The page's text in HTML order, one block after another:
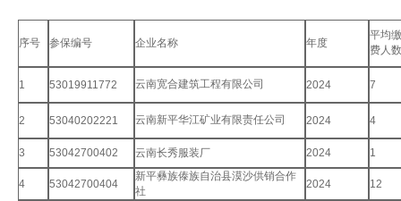
序号 参保编号 企业名称 年度
平均缴
费人数
1 53019911772 云南宽合建筑工程有限公司 2024 7
2 53040202221 云南新平华江矿业有限责任公司 2024 4
3 53042700402 云南长秀服装厂 2024 1
4 53042700404
新平彝族傣族自治县漠沙供销合作
社
2024 12